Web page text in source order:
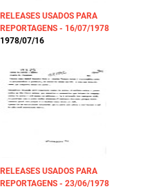
RELEASES USADOS PARA
REPORTAGENS - 16/07/1978
1978/07/16
RELEASES USADOS PARA
REPORTAGENS - 23/06/1978